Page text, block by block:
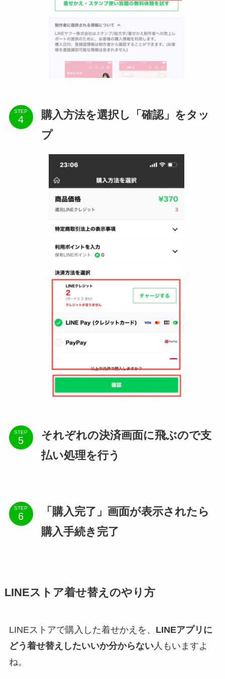
STEP
購入方法を選択し「確認」をタッ
プ
STEP
それぞれの決済画面に飛ぶので支
払い処理を行う
STEP
「購入完了」画面が表示されたら
購入手続き完了
LINEストア着せ替えのやり方
LINEストアで購入した着せかえを、 LINEアプリに
どう着せ替えしたいいか分からない人もいますよ
ね。